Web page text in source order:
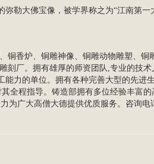
勒大佛宝像，被学界称之为“江南第一
铜香炉、铜雕神像、铜雕动物雕塑、铜
刻厂。拥有雄厚的师资团队,专业的技
力的单位。拥有各种完善大型的先进
全程指导。铸造部拥有多位经验丰富
为广大高僧大德提供优质服务。咨询电